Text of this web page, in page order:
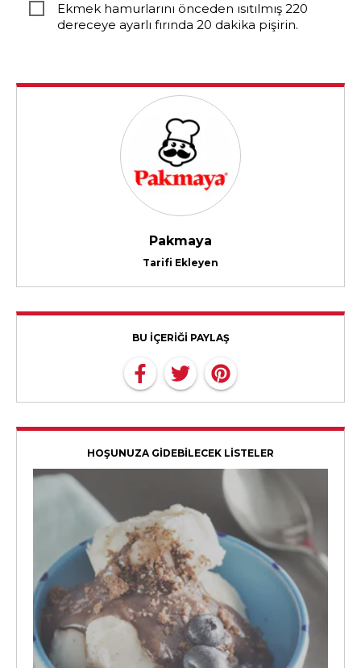
Ekmek hamurlarını önceden ısıtılmış 220
dereceye ayarlı fırında 20 dakika pişirin.
Pakmaya
Tarifi Ekleyen
BU İÇERİĞİ PAYLAŞ
HOŞUNUZA GİDEBİLECEK LİSTELER